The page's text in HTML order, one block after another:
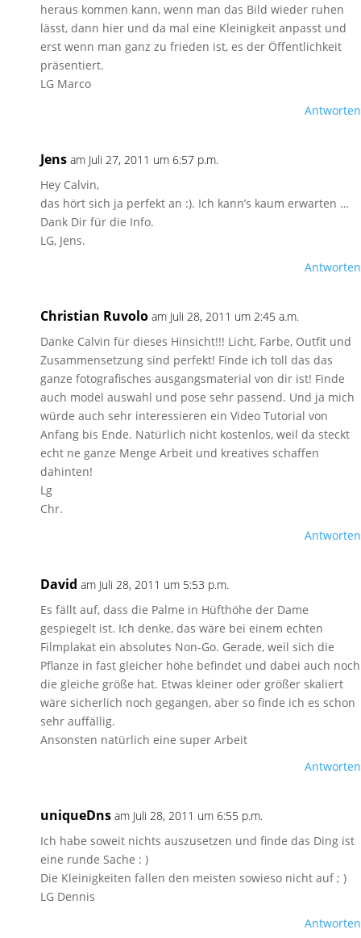
heraus kommen kann, wenn man das Bild wieder ruhen
lässt, dann hier und da mal eine Kleinigkeit anpasst und
erst wenn man ganz zu frieden ist, es der Öffentlichkeit
präsentiert.
LG Marco
Antworten
Jens am Juli 27, 2011 um 6:57 p.m.
Hey Calvin,
das hört sich ja perfekt an :). Ich kann’s kaum erwarten …
Dank Dir für die Info.
LG, Jens.
Antworten
Christian Ruvolo am Juli 28, 2011 um 2:45 a.m.
Danke Calvin für dieses Hinsicht!!! Licht, Farbe, Outfit und
Zusammensetzung sind perfekt! Finde ich toll das das
ganze fotografisches ausgangsmaterial von dir ist! Finde
auch model auswahl und pose sehr passend. Und ja mich
würde auch sehr interessieren ein Video Tutorial von
Anfang bis Ende. Natürlich nicht kostenlos, weil da steckt
echt ne ganze Menge Arbeit und kreatives schaffen
dahinten!
Lg
Chr.
Antworten
David am Juli 28, 2011 um 5:53 p.m.
Es fällt auf, dass die Palme in Hüfthöhe der Dame
gespiegelt ist. Ich denke, das wäre bei einem echten
Filmplakat ein absolutes Non-Go. Gerade, weil sich die
Pflanze in fast gleicher höhe befindet und dabei auch noch
die gleiche größe hat. Etwas kleiner oder größer skaliert
wäre sicherlich noch gegangen, aber so finde ich es schon
sehr auffällig.
Ansonsten natürlich eine super Arbeit
Antworten
uniqueDns am Juli 28, 2011 um 6:55 p.m.
Ich habe soweit nichts auszusetzen und finde das Ding ist
eine runde Sache : )
Die Kleinigkeiten fallen den meisten sowieso nicht auf ; )
LG Dennis
Antworten